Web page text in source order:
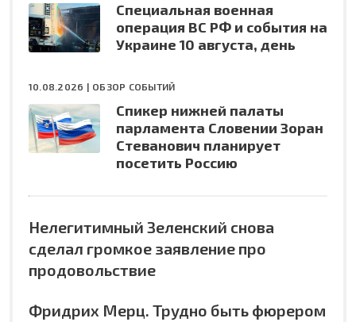
Специальная военная
операция ВС РФ и события на
Украине 10 августа, день
10.08.2026 | ОБЗОР СОБЫТИЙ
Спикер нижней палаты
парламента Словении Зоран
Стеванович планирует
посетить Россию
Нелегитимный Зеленский снова
сделал громкое заявление про
продовольствие
Фридрих Мерц. Трудно быть фюрером